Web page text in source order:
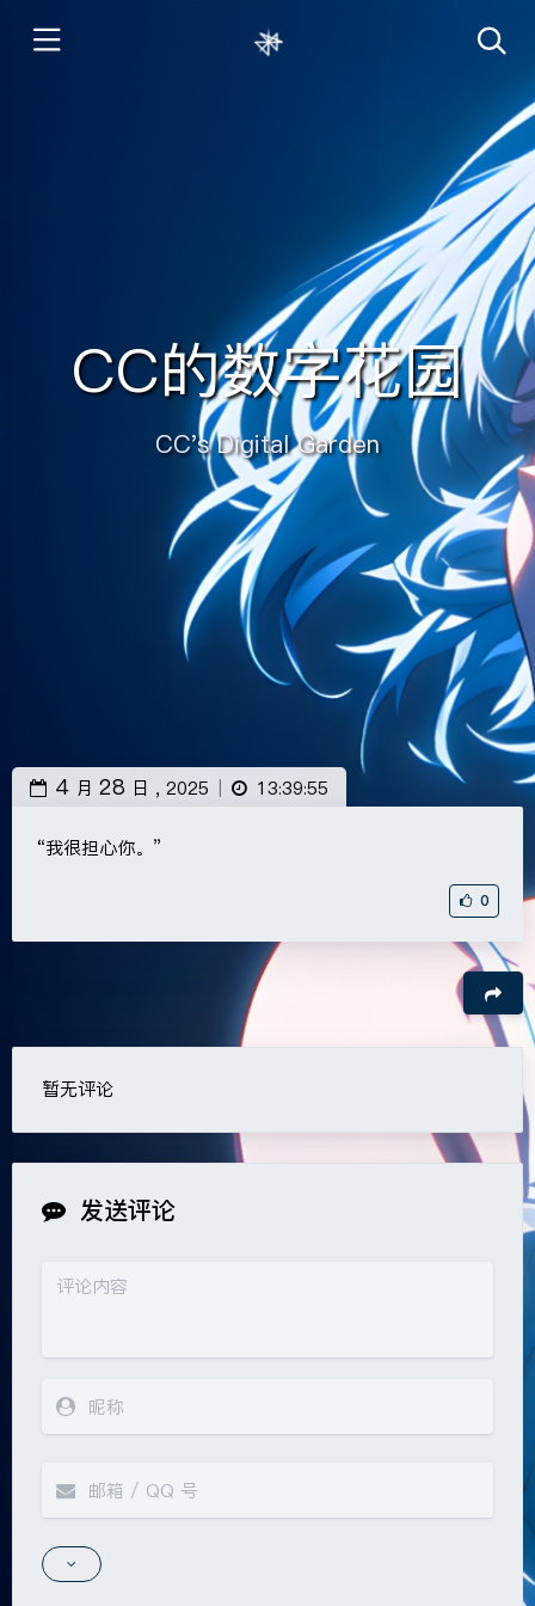
CC的数字花园
CC's Digital Garden
Sans Serif Serif
4 月 28 日 , 2025 13:39:55
“我很担心你。”
0
豆
暂无评论
发送评论